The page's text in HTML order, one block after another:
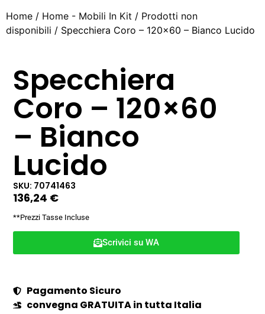
Home / Home - Mobili In Kit / Prodotti non
disponibili / Specchiera Coro – 120×60 – Bianco Lucido
Specchiera
Coro – 120×60
– Bianco
Lucido
SKU: 70741463
136,24 €
**Prezzi Tasse Incluse
Scrivici su WA
Pagamento Sicuro
convegna GRATUITA in tutta Italia